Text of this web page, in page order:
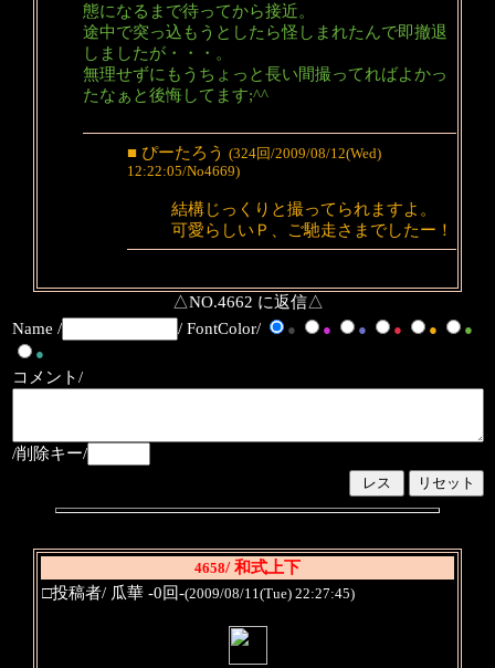
態になるまで待ってから接近。
途中で突っ込もうとしたら怪しまれたんで即撤退
しましたが・・・。
無理せずにもうちょっと長い間撮ってればよかっ
たなぁと後悔してます;^^
■ ぴーたろう (324回/2009/08/12(Wed)
12:22:05/No4669)
結構じっくりと撮ってられますよ。
可愛らしいＰ、ご馳走さまでしたー！
△NO.4662 に返信△
Name /
/ FontColor/ ● ● ● ● ●
●
●
コメント/
/削除キー/
4658/ 和式上下
□投稿者/ 瓜華 -0回-(2009/08/11(Tue) 22:27:45)